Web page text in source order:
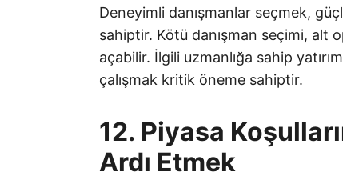
Deneyimli danışmanlar seçmek,
sahiptir. Kötü danışman seçimi, alt
açabilir. İlgili uzmanlığa sahip
çalışmak kritik öneme sahiptir.
12. Piyasa
Ardı Etmek